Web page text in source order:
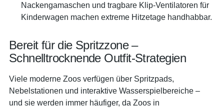
Nackengamaschen und tragbare Klip-Ventilatoren für
Kinderwagen machen extreme Hitzetage handhabbar.
Bereit für die Spritzzone –
Schnelltrocknende Outfit-Strategien
Viele moderne Zoos verfügen über Spritzpads,
Nebelstationen und interaktive Wasserspielbereiche –
und sie werden immer häufiger, da Zoos in